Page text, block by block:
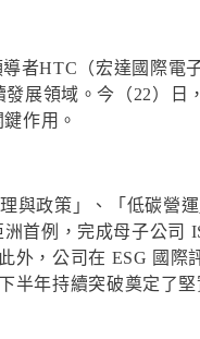
者HTC（宏達國際電
展領域。今（22）日
作用。
與政策」、「低碳營
首例，完成母子公司
外，公司在 ESG 國際
半年持續突破奠定了堅